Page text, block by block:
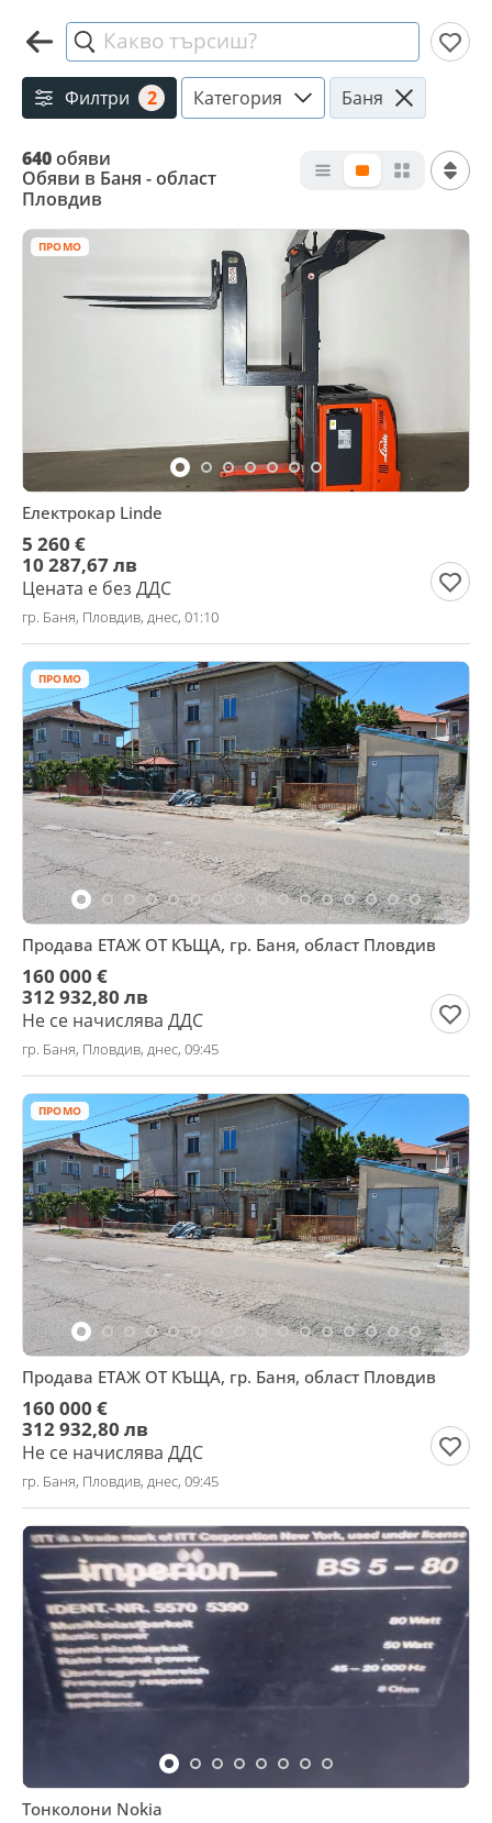
Какво търсиш?
Филтри 2 Категория Баня
640обяви
Обяви в Баня - област
Пловдив
ПРОМО
Електрокар Linde
5 260 €
10 287,67 лв
Цената е без ДДС
гр. Баня, Пловдив, днес, 01:10
ПРОМО
Продава ЕТАЖ ОТ КЪЩА, гр. Баня, област Пловдив
160 000 €
312 932,80 лв
Не се начислява ДДС
гр. Баня, Пловдив, днес, 09:45
ПРОМО
Продава ЕТАЖ ОТ КЪЩА, гр. Баня, област Пловдив
160 000 €
312 932,80 лв
Не се начислява ДДС
гр. Баня, Пловдив, днес, 09:45
Тонколони Nokia